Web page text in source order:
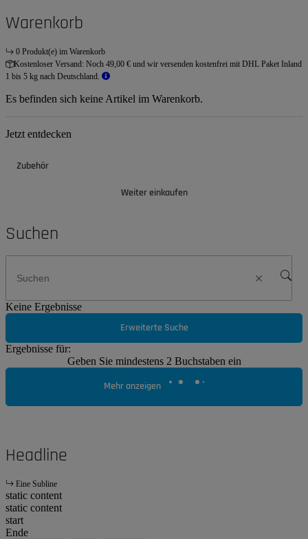
Warenkorb
0 Produkt(e) im Warenkorb
Kostenloser Versand: Noch 49,00 € und wir versenden kostenfrei mit DHL Paket Inland
1 bis 5 kg nach Deutschland.
Es befinden sich keine Artikel im Warenkorb.
Jetzt entdecken
Zubehör
Weiter einkaufen
Suchen
Keine Ergebnisse
Erweiterte Suche
Ergebnisse für:
Geben Sie mindestens 2 Buchstaben ein
Mehr anzeigen
Headline
Eine Subline
static content
static content
start
Ende